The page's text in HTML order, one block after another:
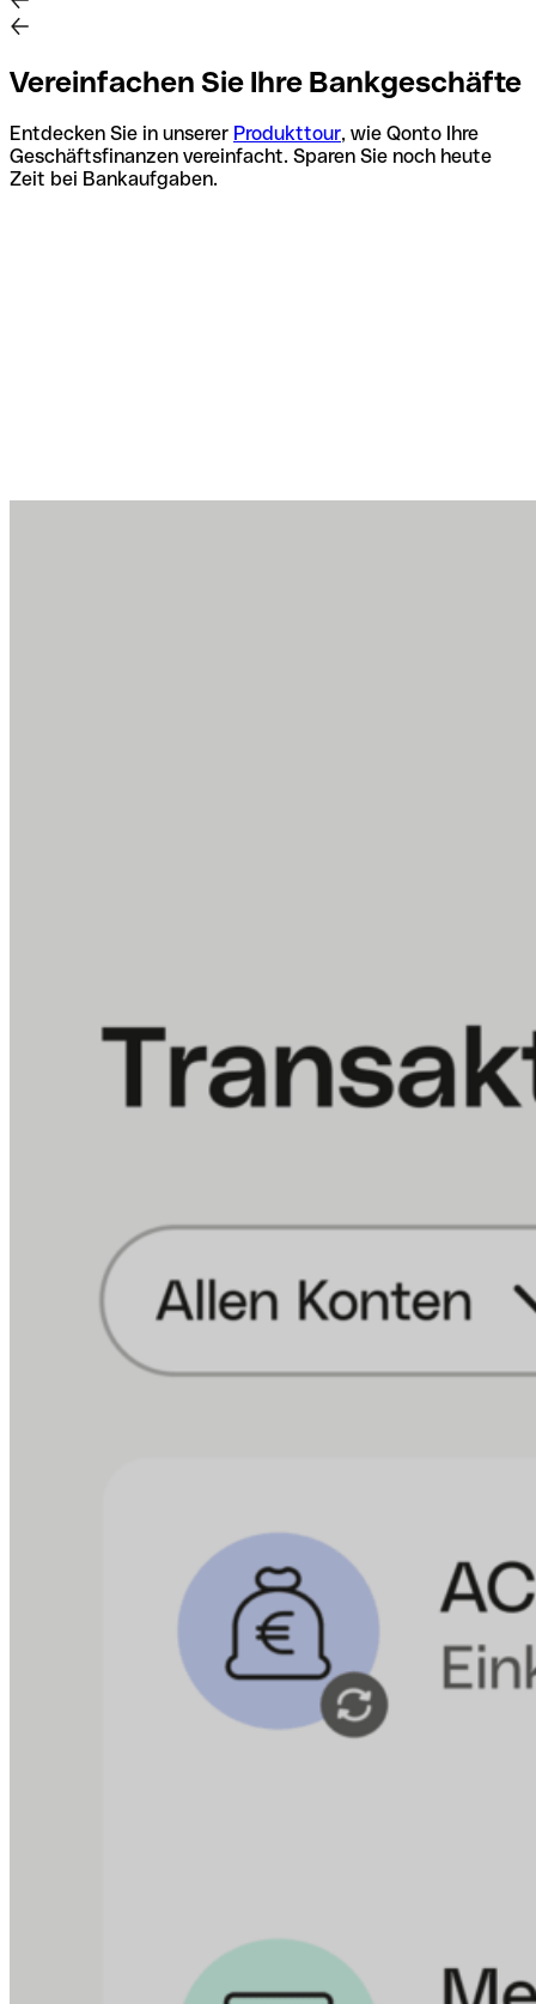
Vereinfachen Sie Ihre Bankgeschäfte
Entdecken Sie in unserer Produkttour, wie Qonto Ihre
Geschäftsfinanzen vereinfacht. Sparen Sie noch heute
Zeit bei Bankaufgaben.